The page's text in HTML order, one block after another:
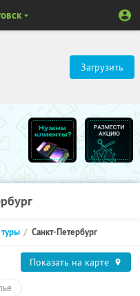
Загрузить
Санкт-Петербург
Показать на карте